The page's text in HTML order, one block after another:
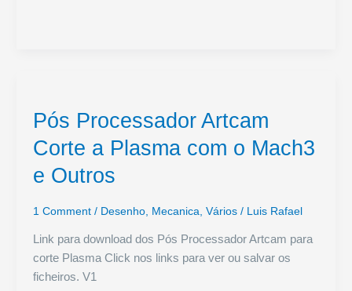
Pós Processador Artcam
Corte a Plasma com o Mach3
e Outros
1 Comment / Desenho, Mecanica, Vários/ Luis Rafael
Link para download dos Pós Processador Artcam para
corte Plasma Click nos links para ver ou salvar os
ficheiros. V1